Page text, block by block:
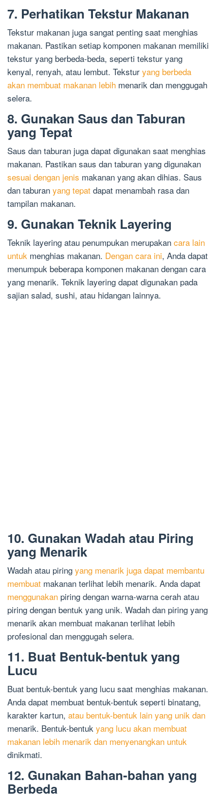
7. Perhatikan Tekstur Makanan
Tekstur makanan juga sangat penting saat menghias
makanan. Pastikan setiap komponen makanan memiliki
tekstur yang berbeda-beda, seperti tekstur yang
kenyal, renyah, atau lembut. Tekstur yang berbeda
akan membuat makanan lebih menarik dan menggugah
selera.
8. Gunakan Saus dan Taburan
yang Tepat
Saus dan taburan juga dapat digunakan saat menghias
makanan. Pastikan saus dan taburan yang digunakan
sesuai dengan jenis makanan yang akan dihias. Saus
dan taburan yang tepat dapat menambah rasa dan
tampilan makanan.
9. Gunakan Teknik Layering
Teknik layering atau penumpukan merupakan cara lain
untuk menghias makanan. Dengan cara ini, Anda dapat
menumpuk beberapa komponen makanan dengan cara
yang menarik. Teknik layering dapat digunakan pada
sajian salad, sushi, atau hidangan lainnya.
10. Gunakan Wadah atau Piring
yang Menarik
Wadah atau piring yang menarik juga dapat membantu
membuat makanan terlihat lebih menarik. Anda dapat
menggunakan piring dengan warna-warna cerah atau
piring dengan bentuk yang unik. Wadah dan piring yang
menarik akan membuat makanan terlihat lebih
profesional dan menggugah selera.
11. Buat Bentuk-bentuk yang
Lucu
Buat bentuk-bentuk yang lucu saat menghias makanan.
Anda dapat membuat bentuk-bentuk seperti binatang,
karakter kartun, atau bentuk-bentuk lain yang unik dan
menarik. Bentuk-bentuk yang lucu akan membuat
makanan lebih menarik dan menyenangkan untuk
dinikmati.
12. Gunakan Bahan-bahan yang
Berbeda